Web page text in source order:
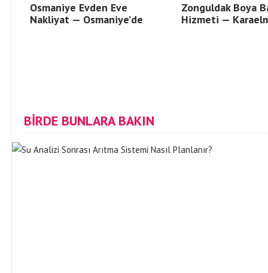
Osmaniye Evden Eve
Nakliyat — Osmaniye’de
Zonguldak Boya
Hizmeti —
BİRDE BUNLARA BAKIN